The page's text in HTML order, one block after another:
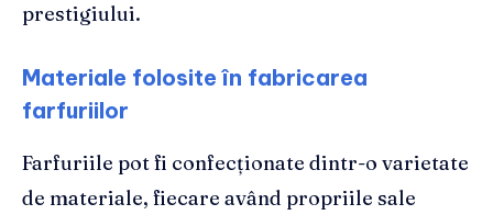
prestigiului.
Materiale folosite în fabricarea
farfuriilor
Farfuriile pot fi confecționate dintr-o varietate
de materiale, fiecare având propriile sale